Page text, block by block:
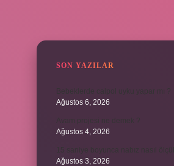
SON YAZILAR
Ağustos 6, 2026
Ağustos 4, 2026
Ağustos 3, 2026